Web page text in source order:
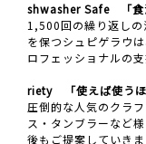
shwasher Safe 「食
1,500回の繰り返しの
を保つシュピゲラウ
ロフェッショナルの支
riety 「使えば使うほ
圧倒的な人気のクラ
ス・タンブラーなど
後もご提案していき